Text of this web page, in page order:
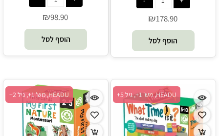
₪178.90
הוסף לסל
₪98.90
הוסף לסל
HEADU, מש' 1+, גיל 5+ HEADU, מש' 1+, גיל 2+